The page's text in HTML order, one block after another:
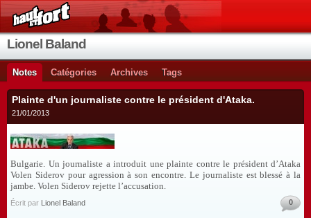
Lionel Baland
Notes Catégories Archives Tags
Plainte d'un journaliste contre le président d'Ataka.
21/01/2013
Bulgarie. Un journaliste a introduit une plainte contre le président d’Ataka
Volen Siderov pour agression à son encontre. Le journaliste est blessé à la
jambe. Volen Siderov rejette l’accusation.
Écrit par Lionel Baland 0